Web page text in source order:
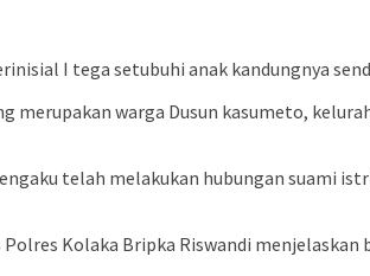
I tega setubuhi anak kandungnya
merupakan warga Dusun kasumeto,
telah melakukan hubungan suami
Kolaka Bripka Riswandi menjelaskan